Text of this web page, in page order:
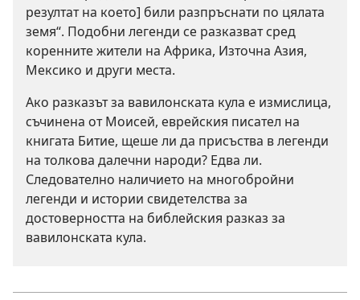
резултат на което] били разпръснати по цялата
земя“. Подобни легенди се разказват сред
коренните жители на Африка, Източна Азия,
Мексико и други места.
Ако разказът за вавилонската кула е измислица,
съчинена от Моисей, еврейския писател на
книгата Битие, щеше ли да присъства в легенди
на толкова далечни народи? Едва ли.
Следователно наличието на многобройни
легенди и истории свидетелства за
достоверността на библейския разказ за
вавилонската кула.